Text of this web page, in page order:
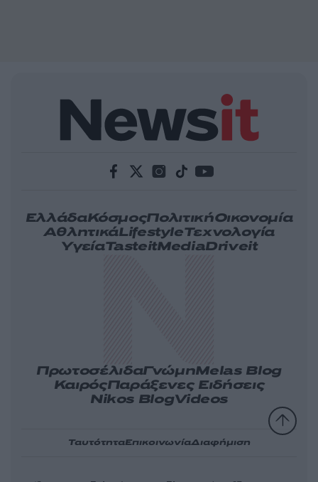
ΕλλάδαΚόσμοςΠολιτικήΟικονομία
ΑθλητικάLifestyleΤεχνολογία
ΥγείαTasteitMediaDriveit
ΠρωτοσέλιδαΓνώμηMelas Blog
ΚαιρόςΠαράξενες Ειδήσεις
Nikos BlogVideos
ΤαυτότηταΕπικοινωνίαΔιαφήμιση